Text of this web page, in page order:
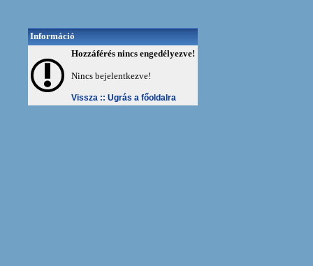
Információ
Hozzáférés nincs engedélyezve!
Nincs bejelentkezve!
Vissza :: Ugrás a főoldalra